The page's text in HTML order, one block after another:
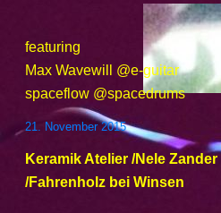
featuring
Max Wavewill @e-guitar
spaceflow @spacedrums
21. November 2015
Keramik Atelier /Nele Zander
/Fahrenholz bei Winsen